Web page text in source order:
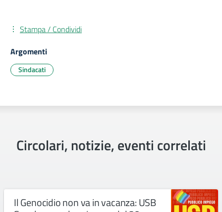
Stampa / Condividi
Argomenti
Sindacati
Circolari, notizie, eventi correlati
Il Genocidio non va in vacanza: USB